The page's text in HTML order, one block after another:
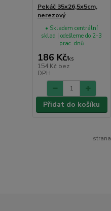
Pekáč 35x26,5x5cm,
nerezový
186 Kč/ks
154 Kč bez
DPH
• Skladem centrální
sklad | odešleme do 2-3
prac. dnů
Přidat do košíku
strana